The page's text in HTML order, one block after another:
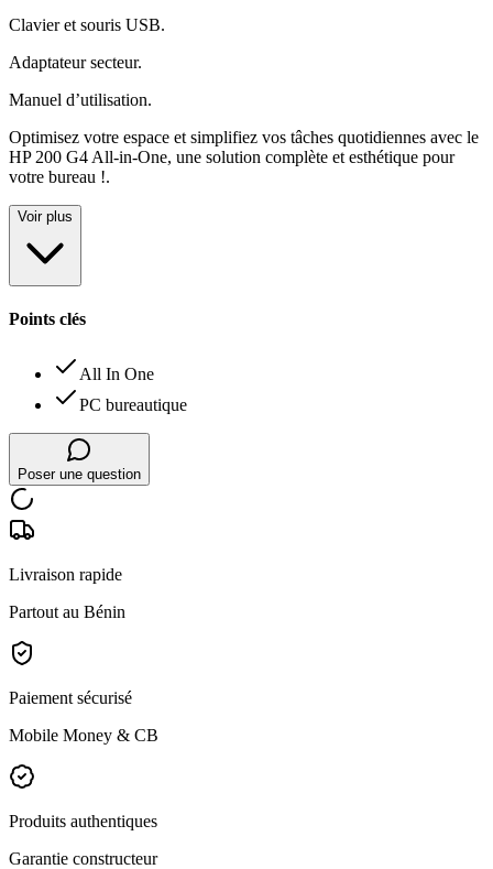
Clavier et souris USB.
Adaptateur secteur.
Manuel d’utilisation.
Optimisez votre espace et simplifiez vos tâches quotidiennes avec le
HP 200 G4 All-in-One, une solution complète et esthétique pour
votre bureau !.
Voir plus
Points clés
All In One
PC bureautique
Poser une question
Livraison rapide
Partout au Bénin
Paiement sécurisé
Mobile Money & CB
Produits authentiques
Garantie constructeur